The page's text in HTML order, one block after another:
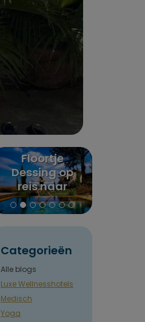
Puurenkuur
review:
Claudia's reis
naar India en
Nepal
Categorieën
Alle blogs
Luxe Wellnesshotels
Medisch
Yoga